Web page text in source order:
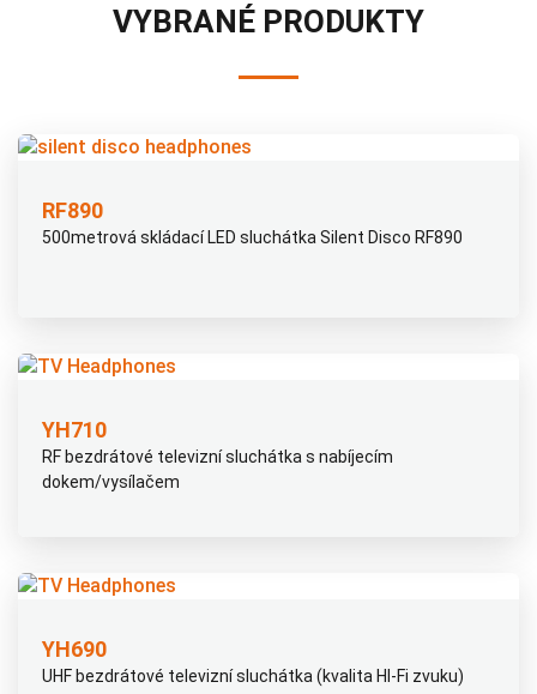
VYBRANÉ PRODUKTY
RF890
500metrová skládací LED sluchátka Silent Disco RF890
YH710
RF bezdrátové televizní sluchátka s nabíjecím
dokem/vysílačem
YH690
UHF bezdrátové televizní sluchátka (kvalita HI-Fi zvuku)